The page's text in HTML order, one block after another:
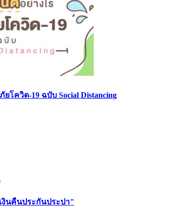
โควิด-19 ฉบับ Social Distancing
งินคืนประกันประปา"